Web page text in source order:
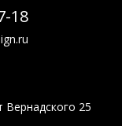
18
Вернадского 25